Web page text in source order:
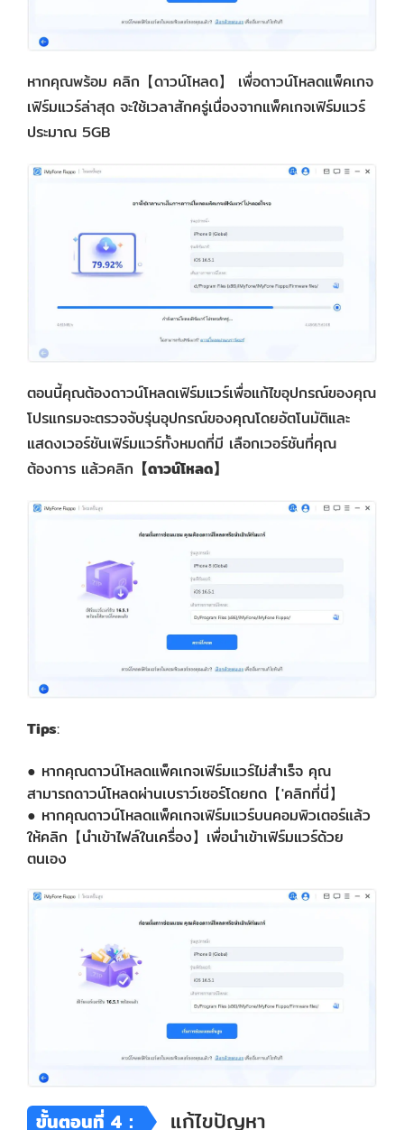
หากคุณพร้อม คลิก【ดาวน์โหลด】 เพื่อดาวน์โหลดแพ็คเกจ
เฟิร์มแวร์ล่าสุด จะใช้เวลาสักครู่เนื่องจากแพ็คเกจเฟิร์มแวร์
ประมาณ 5GB
ตอนนี้คุณต้องดาวน์โหลดเฟิร์มแวร์เพื่อแก้ไขอุปกรณ์ของคุณ
โปรแกรมจะตรวจจับรุ่นอุปกรณ์ของคุณโดยอัตโนมัติและ
แสดงเวอร์ชันเฟิร์มแวร์ทั้งหมดที่มี เลือกเวอร์ชันที่คุณ
ต้องการ แล้วคลิก 【ดาวน์โหลด】
Tips:
● หากคุณดาวน์โหลดแพ็คเกจเฟิร์มแวร์ไม่สำเร็จ คุณ
สามารถดาวน์โหลดผ่านเบราว์เซอร์โดยกด【'คลิกที่นี่】
● หากคุณดาวน์โหลดแพ็คเกจเฟิร์มแวร์บนคอมพิวเตอร์แล้ว
ให้คลิก【นำเข้าไฟล์ในเครื่อง】เพื่อนำเข้าเฟิร์มแวร์ด้วย
ตนเอง
ขั้นตอนที่ 4： แก้ไขปัญหา